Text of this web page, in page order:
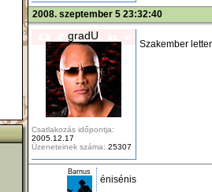
2008. szeptember 5 23:32:40
gradU
Csatlakozás időpontja:
2005.12.17
Üzeneteinek száma: 25307
Szakember
Barnus
énisénis